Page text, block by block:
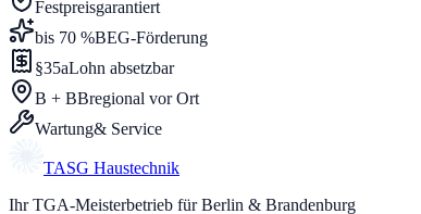
Festpreisgarantiert
bis 70 %BEG-Förderung
§35aLohn absetzbar
B + BBregional vor Ort
Wartung& Service
TASG Haustechnik
Ihr TGA-Meisterbetrieb für Berlin & Brandenburg